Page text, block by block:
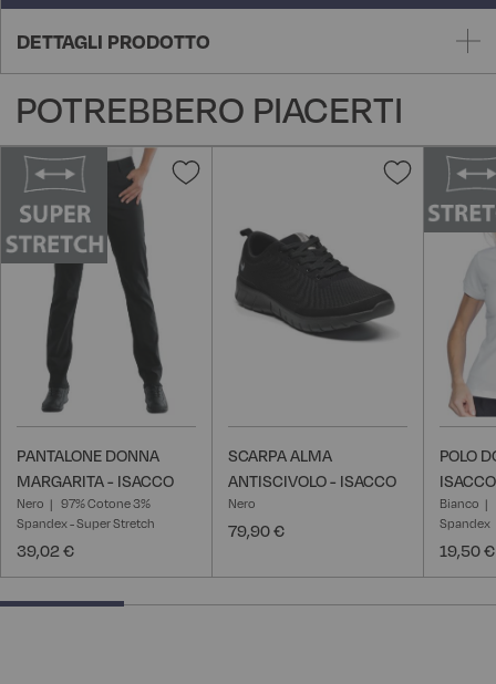
DETTAGLI PRODOTTO
POTREBBERO PIACERTI
Aggiungi
desideri
PANTALONE DONNA
MARGARITA - ISACCO
Nero
97% Cotone 3%
Spandex - Super Stretch
39,02 €
Aggiungi
alla
lista
desideri
SCARPA ALMA
ANTISCIVOLO - ISACCO
Nero
79,90 €
POLO
ISACCO
Bianco
Spandex
19,50 €
25% completed